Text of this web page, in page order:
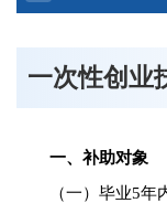
一次性创业
一、补助对象
（一）毕业5年内